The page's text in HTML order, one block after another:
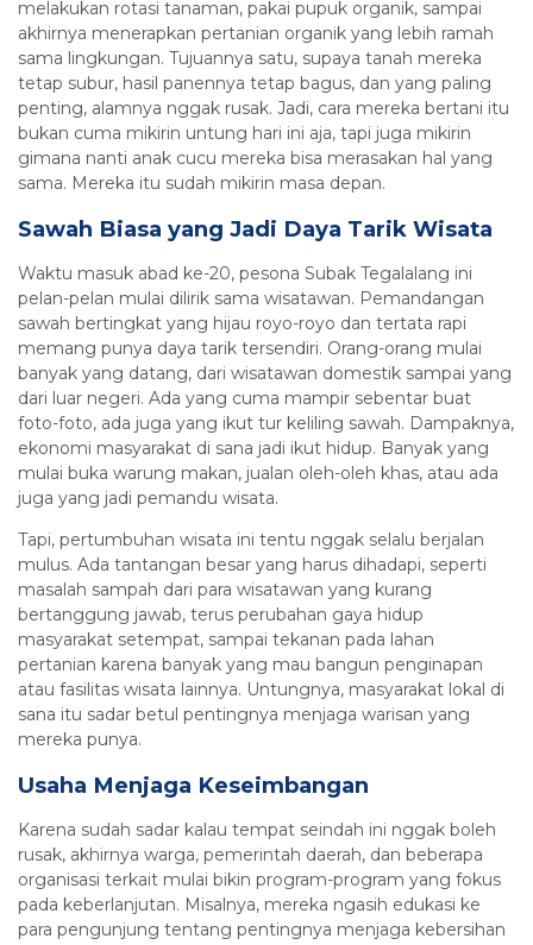
melakukan rotasi tanaman, pakai pupuk organik, sampai
akhirnya menerapkan pertanian organik yang lebih ramah
sama lingkungan. Tujuannya satu, supaya tanah mereka
tetap subur, hasil panennya tetap bagus, dan yang paling
penting, alamnya nggak rusak. Jadi, cara mereka bertani itu
bukan cuma mikirin untung hari ini aja, tapi juga mikirin
gimana nanti anak cucu mereka bisa merasakan hal yang
sama. Mereka itu sudah mikirin masa depan.
Sawah Biasa yang Jadi Daya Tarik Wisata
Waktu masuk abad ke-20, pesona Subak Tegalalang ini
pelan-pelan mulai dilirik sama wisatawan. Pemandangan
sawah bertingkat yang hijau royo-royo dan tertata rapi
memang punya daya tarik tersendiri. Orang-orang mulai
banyak yang datang, dari wisatawan domestik sampai yang
dari luar negeri. Ada yang cuma mampir sebentar buat
foto-foto, ada juga yang ikut tur keliling sawah. Dampaknya,
ekonomi masyarakat di sana jadi ikut hidup. Banyak yang
mulai buka warung makan, jualan oleh-oleh khas, atau ada
juga yang jadi pemandu wisata.
Tapi, pertumbuhan wisata ini tentu nggak selalu berjalan
mulus. Ada tantangan besar yang harus dihadapi, seperti
masalah sampah dari para wisatawan yang kurang
bertanggung jawab, terus perubahan gaya hidup
masyarakat setempat, sampai tekanan pada lahan
pertanian karena banyak yang mau bangun penginapan
atau fasilitas wisata lainnya. Untungnya, masyarakat lokal di
sana itu sadar betul pentingnya menjaga warisan yang
mereka punya.
Usaha Menjaga Keseimbangan
Karena sudah sadar kalau tempat seindah ini nggak boleh
rusak, akhirnya warga, pemerintah daerah, dan beberapa
organisasi terkait mulai bikin program-program yang fokus
pada keberlanjutan. Misalnya, mereka ngasih edukasi ke
para pengunjung tentang pentingnya menjaga kebersihan